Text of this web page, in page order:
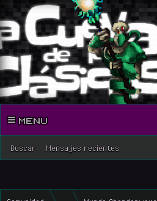
Buscar Mensajes recientes
MENU